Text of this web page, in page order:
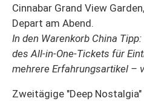
Cinnabar Grand View
Depart am Abend.
In den Warenkorb China
des All-in-One-Tickets für
mehrere Erfahrungsartikel –
Zweitägige "Deep Nostalgia"